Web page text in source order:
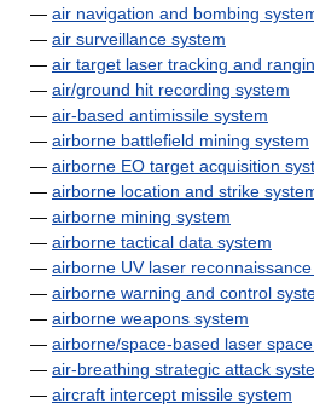
— air navigation and bombing
— air surveillance system
— air target laser tracking and
— air/ground hit recording system
— air-based antimissile system
— airborne battlefield mining system
— airborne EO target acquisition
— airborne location and strike
— airborne mining system
— airborne tactical data system
— airborne UV laser
— airborne warning and control
— airborne weapons system
— airborne/space-based laser
— air-breathing strategic attack
— aircraft intercept missile system